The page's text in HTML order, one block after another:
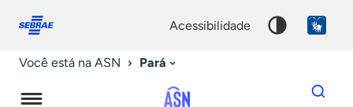
conosco
acessibilidade
Você está na ASN Pará
Dados
para